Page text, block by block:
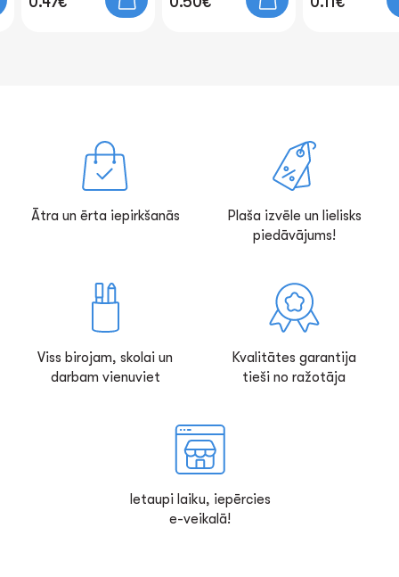
Ātra un ērta iepirkšanās
Plaša izvēle un lielisks
piedāvājums!
Viss birojam, skolai un
darbam vienuviet
Kvalitātes garantija
tieši no ražotāja
Ietaupi laiku, iepērcies
e-veikalā!